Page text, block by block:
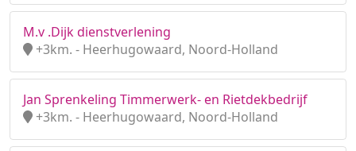
M.v .Dijk dienstverlening
+3km. - Heerhugowaard, Noord-Holland
Jan Sprenkeling Timmerwerk- en Rietdekbedrijf
+3km. - Heerhugowaard, Noord-Holland